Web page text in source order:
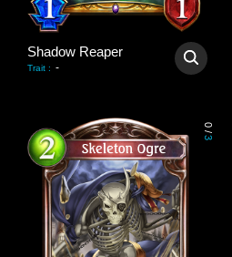
Shadow Reaper
Trait : -
0
/
3